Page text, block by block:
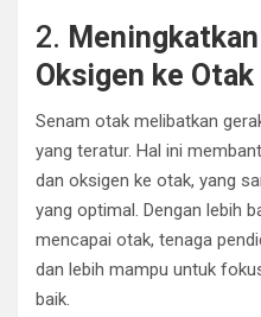
2.
Oksigen ke Otak
Senam otak melibatkan
yang teratur. Hal ini
dan oksigen ke otak, yang
yang optimal. Dengan lebih
mencapai otak, tenaga
dan lebih mampu untuk
baik.